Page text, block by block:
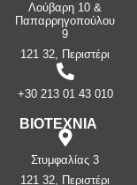
Λούβαρη 10 &
Παπαρρηγοπούλου
9
121 32, Περιστέρι
+30 213 01 43 010
ΒΙΟΤΕΧΝΙΑ
Στυμφαλίας 3
121 32, Περιστέρι